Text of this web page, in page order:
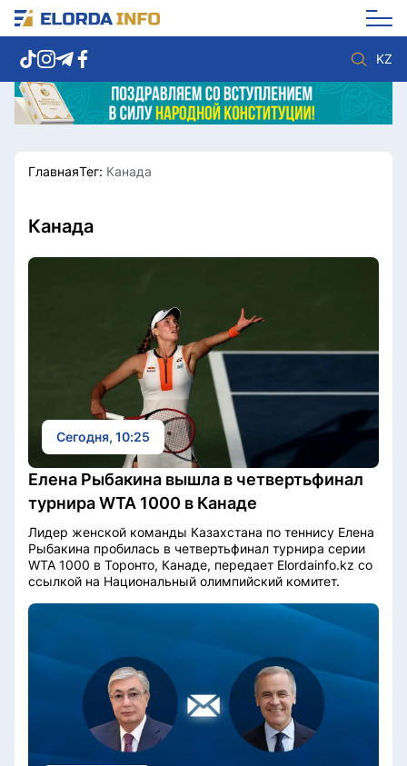
KZ
Новости столицы
Спорт
Видео
Мир
ГлавнаяТег: Канада
Канада
Сегодня, 10:25
Елена Рыбакина вышла в четвертьфинал
турнира WTA 1000 в Канаде
Лидер женской команды Казахстана по теннису Елена
Рыбакина пробилась в четвертьфинал турнира серии
WTA 1000 в Торонто, Канаде, передает Elordainfo.kz со
ссылкой на Национальный олимпийский комитет.